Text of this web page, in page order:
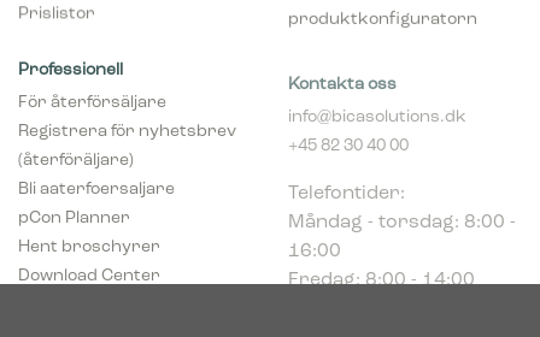
Prislistor
produktkonfiguratorn
Professionell
För återförsäljare
Registrera för nyhetsbrev
(återföräljare)
Bli aaterfoersaljare
pCon Planner
Hent broschyrer
Download Center
+45 82 30 40 00